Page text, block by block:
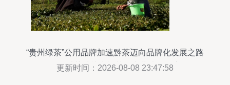
“贵州绿茶”公用品牌加速黔茶迈向品牌化发展之路
——以茶种植为根基的产业升级探索
更新时间：2026-08-08 23:47:58